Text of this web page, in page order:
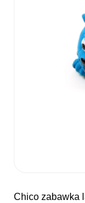
chico